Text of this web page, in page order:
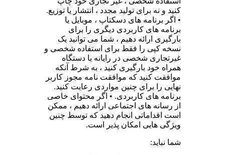
کنید و نه برای تولید مجدد ، انتشار یا توزیع.
• اگر برنامه های دسکتاپ ، موبایل یا
برنامه های کاربردی دیگری را برای
بارگیری ارائه دهیم ، شما می توانید یک
نسخه کپی را فقط برای استفاده شخصی و
غیرتجاری شخصی در رایانه یا دستگاه
همراه خود بارگیری کنید ، به شرط آنکه
موافقت کنید که موافقت نامه مجوز کاربر
نهایی را برای چنین مواردی رعایت کنید.
برنامه های کاربردی. • اگر محتوای خاصی
از رسانه های اجتماعی ارائه دهیم ، ممکن
است اقداماتی انجام دهید که توسط چنین
ویژگی هایی امکان پذیر است.
شما نباید: